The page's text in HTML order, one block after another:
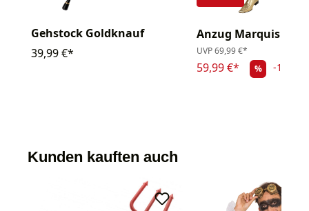
Gehstock Goldknauf
39,99 €*
Anzug Marquis
UVP69,99 €*
59,99 €* % -14.29%
Kunden kauften auch